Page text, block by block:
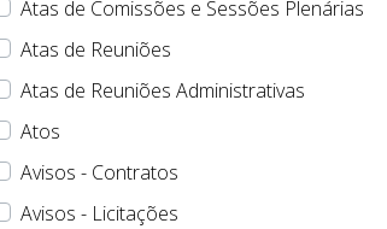
Atas de Comissões e Sessões Plenárias
Atas de Reuniões
Atas de Reuniões Administrativas
Atos
Avisos - Contratos
Avisos - Licitações